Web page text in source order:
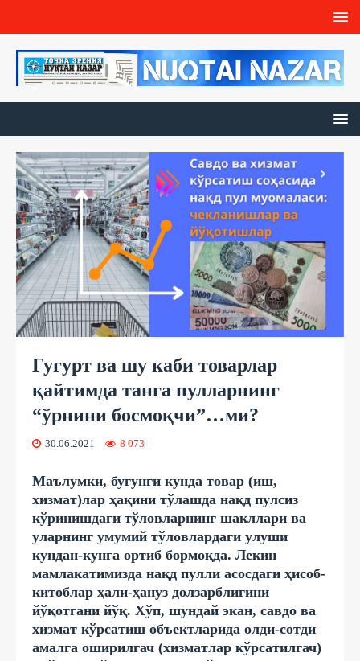
Гугурт ва шу каби товарлар
қайтимда танга пулларнинг
“ўрнини босмоқчи”…ми?
30.06.2021 8 073
Маълумки, бугунги кунда товар (иш,
хизмат)лар ҳақини тўлашда нақд пулсиз
кўринишдаги тўловларнинг шакллари ва
уларнинг умумий тўловлардаги улуши
кундан-кунга ортиб бормоқда. Лекин
мамлакатимизда нақд пулли асосдаги ҳисоб-
китоблар ҳали-ҳануз долзарблигини
йўқотгани йўқ. Хўп, шундай экан, савдо ва
хизмат кўрсатиш объектларида олди-сотди
амалга оширилгач (хизматлар кўрсатилгач)